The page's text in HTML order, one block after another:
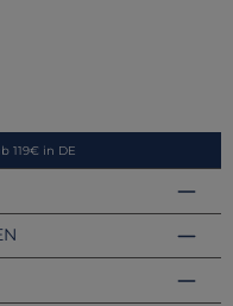
119€ in DE